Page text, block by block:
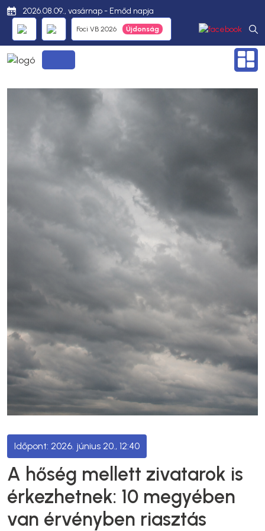
2026.08.09., vasárnap - Emőd napja
Foci VB 2026
2026. június 20., 12:40
A hőség mellett zivatarok is
érkezhetnek: 10 megyében
van érvényben riasztás